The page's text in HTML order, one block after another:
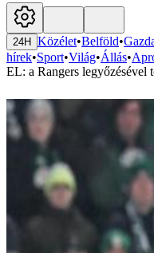
24H Közélet•Belföld•
hírek•Sport•Világ•Állás•
EL: a Rangers legyőzésével